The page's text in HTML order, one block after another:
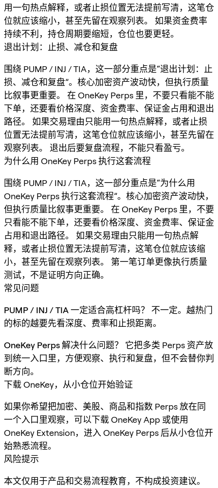
用一句热点解释，或者止损位置无法提前写清，这笔仓
位就应该缩小，甚至先留在观察列表。 如果资金费率
持续不利，持仓周期要缩短，仓位也要更轻。
退出计划：止损、减仓和复盘
围绕 PUMP / INJ / TIA，这一部分重点是“退出计划：止
损、减仓和复盘”。核心加密资产波动快，但执行质量
比叙事更重要。 在 OneKey Perps 里，不要只看能不能
下单，还要看价格深度、资金费率、保证金占用和退出
路径。 如果交易理由只能用一句热点解释，或者止损
位置无法提前写清，这笔仓位就应该缩小，甚至先留在
观察列表。 退出后要复盘流程，不能只看盈亏。
为什么用 OneKey Perps 执行这套流程
围绕 PUMP / INJ / TIA，这一部分重点是“为什么用
OneKey Perps 执行这套流程”。核心加密资产波动快，
但执行质量比叙事更重要。 在 OneKey Perps 里，不要
只看能不能下单，还要看价格深度、资金费率、保证金
占用和退出路径。 如果交易理由只能用一句热点解
释，或者止损位置无法提前写清，这笔仓位就应该缩
小，甚至先留在观察列表。 第一笔订单更像执行质量
测试，不是证明方向正确。
常见问题
PUMP / INJ / TIA 一定适合高杠杆吗？
不一定。越热门
的标的越要先看深度、费率和止损距离。
OneKey Perps 解决什么问题？
它把多类 Perps 资产放
到统一入口里，方便观察、执行和复盘，但不会替你判
断方向。
下载 OneKey，从小仓位开始验证
如果你希望把加密、美股、商品和指数 Perps 放在同
一个入口里观察，可以下载 OneKey App 或使用
OneKey Extension，进入 OneKey Perps 后从小仓位开
始熟悉流程。
风险提示
本文仅用于产品和交易流程教育，不构成投资建议。